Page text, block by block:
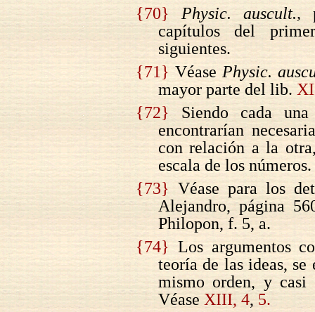
{70}
Physic. auscult.,
capítulos del
siguientes.
{71} Véase Physic.
mayor parte del lib.
{72} Siendo cada
encontrarían
con relación a la
escala de los números.
{73} Véase para los
Alejandro, página
Philopon, f. 5, a.
{74} Los argumentos
teoría de las ideas, se
mismo orden, y casi
Véase XIII, 4, 5.